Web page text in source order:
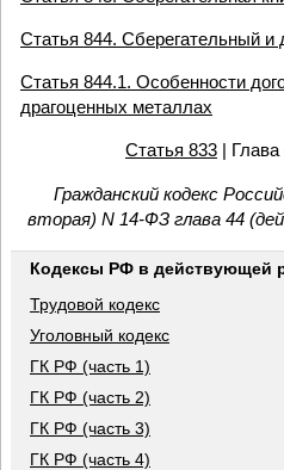
Статья 844. Сберегательный и
Статья 844.1. Особенности
драгоценных металлах
Статья 833| Глава
Гражданский кодекс
вторая) N 14-ФЗ глава 44
Кодексы РФ в действующей
Трудовой кодекс
Уголовный кодекс
ГК РФ (часть 1)
ГК РФ (часть 2)
ГК РФ (часть 3)
ГК РФ (часть 4)